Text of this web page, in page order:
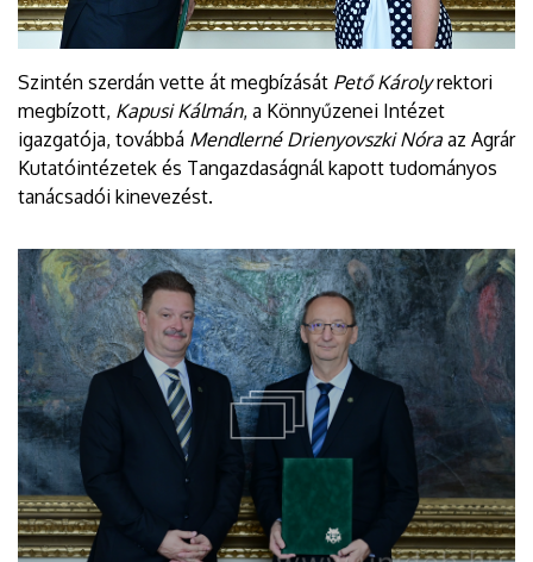
Szintén szerdán vette át megbízását Pető Károlyrektori
megbízott, Kapusi Kálmán, a Könnyűzenei Intézet
igazgatója, továbbá Mendlerné Drienyovszki Nóra az Agrár
Kutatóintézetek és Tangazdaságnál kapott tudományos
tanácsadói kinevezést.